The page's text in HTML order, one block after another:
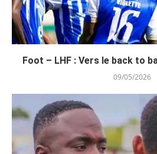
Foot – LHF : Vers le back to
09/05/2026